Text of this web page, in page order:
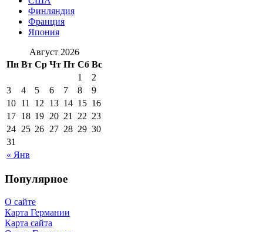
Финляндия
Франция
Япония
Август 2026
Пн Вт Ср Чт Пт Сб Вс
« Янв
1
2
3
4 5 6 7 8
9
10 11 12 13 14 15 16
17 18 19 20 21 22 23
24 25 26 27 28 29 30
31
Популярное
О сайте
Карта Германии
Карта сайта